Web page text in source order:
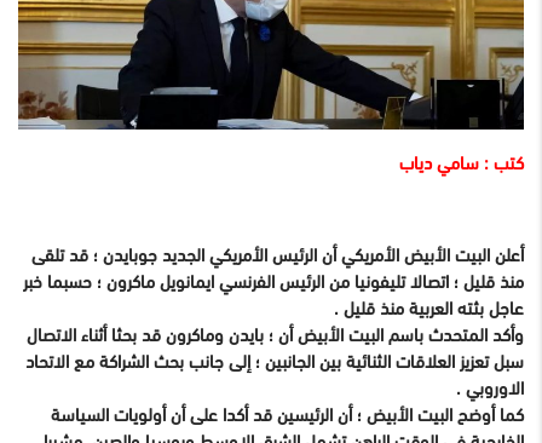
كتب : سامي دياب
أعلن البيت الأبيض الأمريكي أن الرئيس الأمريكي الجديد جوبايدن ؛ قد تلقى
منذ قليل ؛ اتصالا تليفونيا من الرئيس الفرنسي ايمانويل ماكرون ؛ حسبما خبر
عاجل بثته العربية منذ قليل .
وأكد المتحدث باسم البيت الأبيض أن ؛ بايدن وماكرون قد بحثا أثناء الاتصال
سبل تعزيز العلاقات الثنائية بين الجانبين ؛ إلى جانب بحث الشراكة مع الاتحاد
الاوروبي .
كما أوضح البيت الأبيض ؛ أن الرئيسين قد أكدا على أن أولويات السياسة